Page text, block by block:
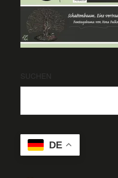
SUCHEN
DE